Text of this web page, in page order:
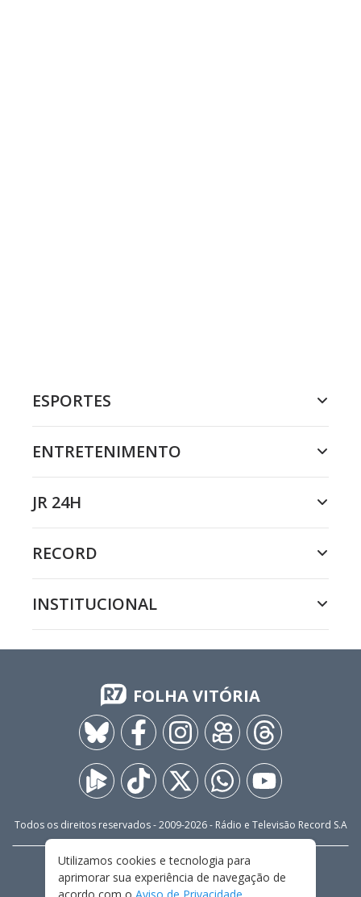
ESPORTES
ENTRETENIMENTO
JR 24H
RECORD
INSTITUCIONAL
FOLHA VITÓRIA
Todos os direitos reservados - 2009-2026- Rádio e Televisão Record S.A
FALE CONOSCO
PRIVACIDADE
TERMOS E CONDIÇÕES DE USO
Utilizamos cookies e tecnologia para
aprimorar sua experiência de navegação de